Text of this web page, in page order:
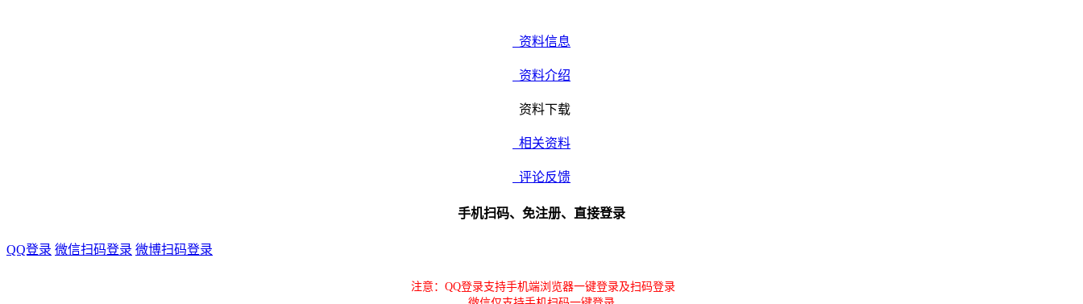
资料信息
资料介绍
资料下载
相关资料
评论反馈
手机扫码、免注册、直接登录
QQ登录 微信扫码登录 微博扫码登录
注意：QQ登录支持手机端浏览器一键登录及扫码登录